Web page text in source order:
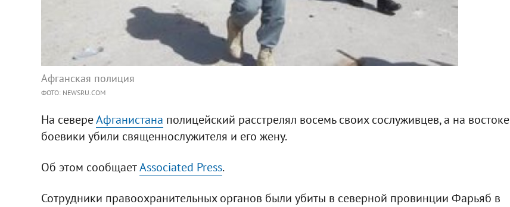
Афганская полиция
ФОТО: NEWSRU.COM
На севереАфганистана полицейский расстрелял восемь своих сослуживцев, а на востоке
боевики убили священнослужителя и его жену.
Об этом сообщаетAssociated Press.
Сотрудники правоохранительных органов были убиты в северной провинции Фарьяб в